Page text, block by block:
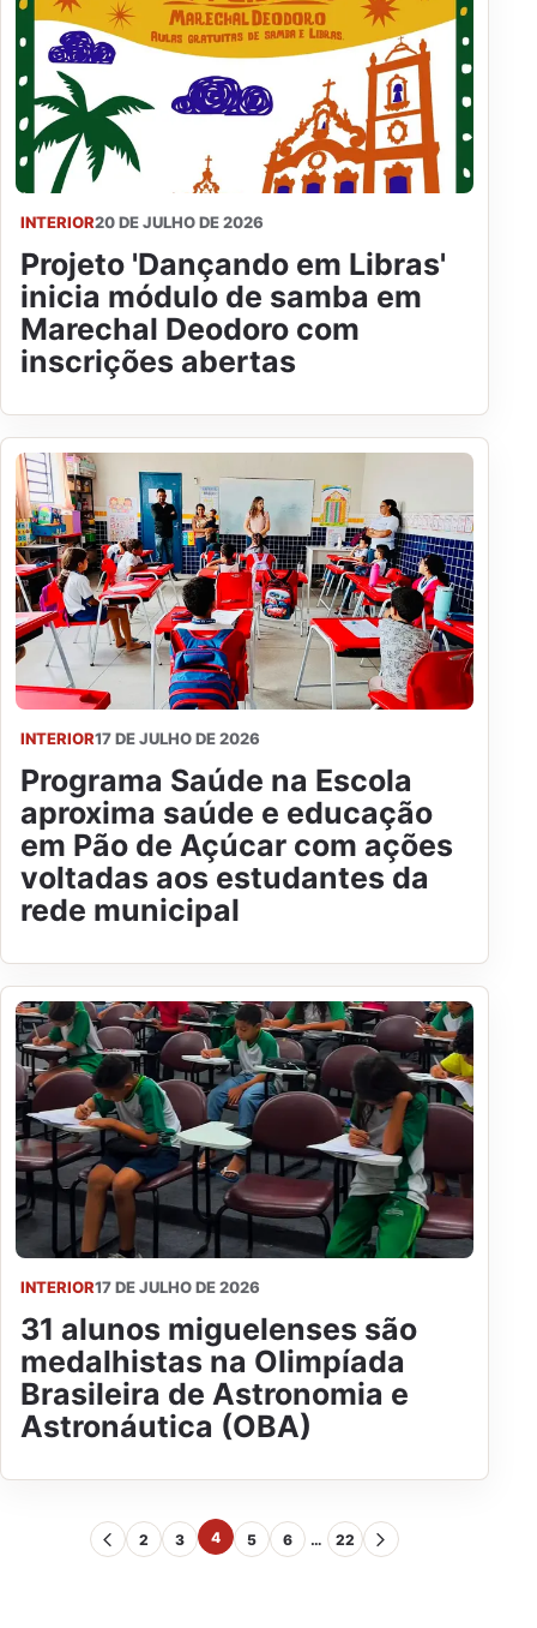
INTERIOR20 DE JULHO DE 2026
Projeto 'Dançando em Libras'
inicia módulo de samba em
Marechal Deodoro com
inscrições abertas
INTERIOR17 DE JULHO DE 2026
Programa Saúde na Escola
aproxima saúde e educação
em Pão de Açúcar com ações
voltadas aos estudantes da
rede municipal
INTERIOR17 DE JULHO DE 2026
31 alunos miguelenses são
medalhistas na Olimpíada
Brasileira de Astronomia e
Astronáutica (OBA)
2 3 4 5 6 … 22